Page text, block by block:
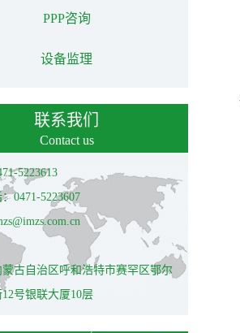
PPP咨询
设备监理
联系我们
Contact us
5223613
0471-5223607
古自治区呼和浩特市赛罕区鄂尔
号银联大厦10层